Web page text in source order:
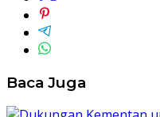
Baca Juga